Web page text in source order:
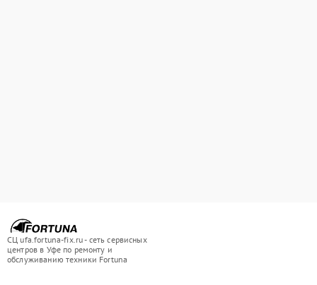
СЦ ufa.fortuna-fix.ru - сеть сервисных
центров в Уфе по ремонту и
обслуживанию техники Fortuna